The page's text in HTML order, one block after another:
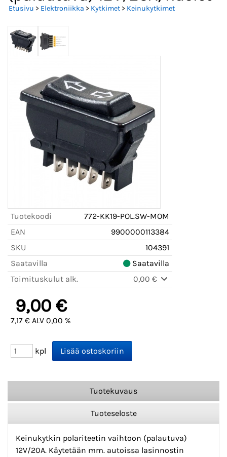
Etusivu > Elektroniikka > Kytkimet> Keinukytkimet
Tuotekoodi
772-KK19-POL.SW-MOM
EAN
9900000113384
SKU
104391
Saatavilla
Saatavilla
Toimituskulut alk.
0,00 €
9,00 €
7,17 € ALV 0,00 %
kpl
Tuotekuvaus
Tuoteseloste
Keinukytkin polariteetin vaihtoon (palautuva)
12V/20A. Käytetään mm. autoissa lasinnostin